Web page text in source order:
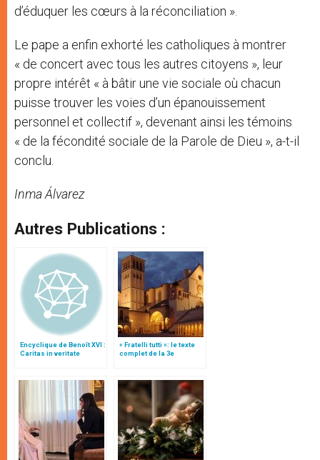
d’éduquer les cœurs à la réconciliation ».
Le pape a enfin exhorté les catholiques à montrer
« de concert avec tous les autres citoyens », leur
propre intérêt « à bâtir une vie sociale où chacun
puisse trouver les voies d’un épanouissement
personnel et collectif », devenant ainsi les témoins
« de la fécondité sociale de la Parole de Dieu », a-t-il
conclu.
Inma Álvarez
Autres Publications :
Encyclique de Benoît XVI :
Caritas in veritate
« Fratelli tutti »: le texte
complet de la 3e